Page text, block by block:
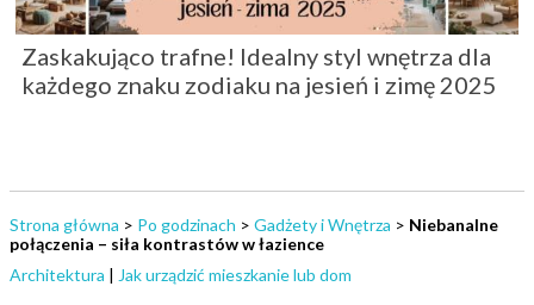
Zaskakująco trafne! Idealny styl wnętrza dla
każdego znaku zodiaku na jesień i zimę 2025
Strona główna > Po godzinach > Gadżety i Wnętrza > Niebanalne
połączenia – siła kontrastów w łazience
Architektura | Jak urządzić mieszkanie lub dom